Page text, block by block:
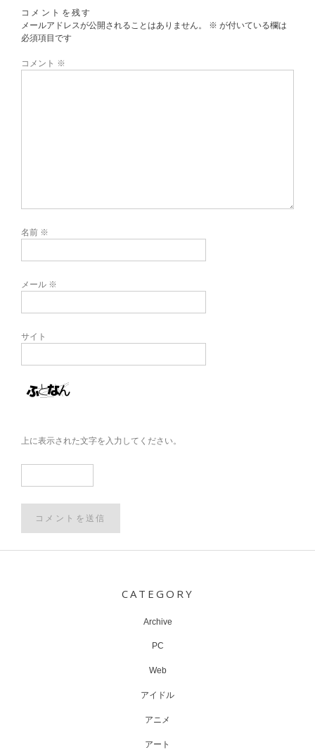
コメントを残す
メールアドレスが公開されることはありません。
※ が付いている欄は
必須項目です
コメント ※
名前 ※
メール ※
サイト
上に表示された文字を入力してください。
CATEGORY
Archive
PC
Web
アイドル
アニメ
アート